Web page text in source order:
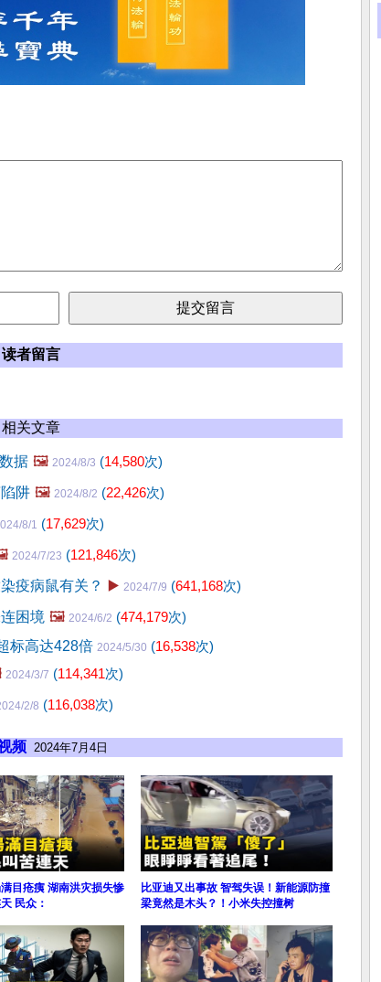
读者留言
相关文章
据 🖼️ 2024/8/3 (14,580次)
阱 🖼️ 2024/8/2 (22,426次)
8/1 (17,629次)
2024/7/23 (121,846次)
疫病鼠有关？ ▶️ 2024/7/9 (641,168次)
困境 🖼️ 2024/6/2 (474,179次)
标高达428倍 2024/5/30 (16,538次)
2024/3/7 (114,341次)
2/8 (116,038次)
频 2024年7月4日
目疮痍 湖南洪灾损失惨
民众：
比亚迪又出事故 智驾失误！新能源防撞
梁竟然是木头？！小米失控撞树